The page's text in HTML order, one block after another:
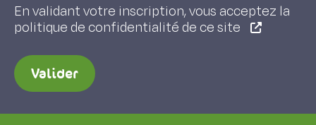
En validant votre inscription, vous acceptez la
politique de confidentialité de ce site
Valider